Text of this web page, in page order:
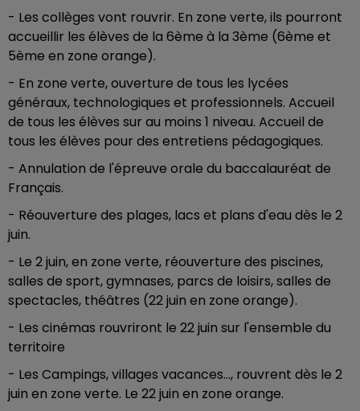
- Les collèges vont rouvrir. En zone verte, ils pourront
accueillir les élèves de la 6ème à la 3ème (6ème et
5ème en zone orange).
- En zone verte, ouverture de tous les lycées
généraux, technologiques et professionnels. Accueil
de tous les élèves sur au moins 1 niveau. Accueil de
tous les élèves pour des entretiens pédagogiques.
- Annulation de l'épreuve orale du baccalauréat de
Français.
- Réouverture des plages, lacs et plans d'eau dès le 2
juin.
- Le 2 juin, en zone verte, réouverture des piscines,
salles de sport, gymnases, parcs de loisirs, salles de
spectacles, théâtres (22 juin en zone orange).
- Les cinémas rouvriront le 22 juin sur l'ensemble du
territoire
- Les Campings, villages vacances..., rouvrent dès le 2
juin en zone verte. Le 22 juin en zone orange.